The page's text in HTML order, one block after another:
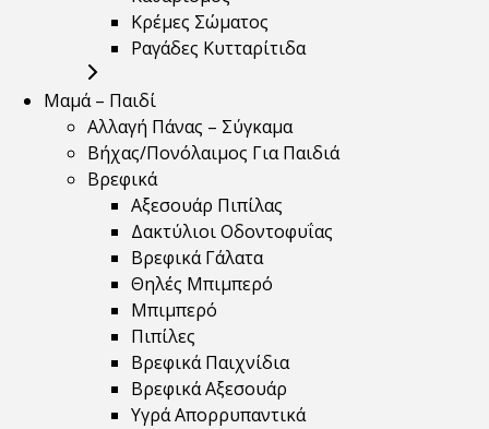
Κρέμες Σώματος
Ραγάδες Κυτταρίτιδα
Μαμά – Παιδί
Αλλαγή Πάνας – Σύγκαμα
Βήχας/Πονόλαιμος Για Παιδιά
Βρεφικά
Αξεσουάρ Πιπίλας
Δακτύλιοι Οδοντοφυΐας
Βρεφικά Γάλατα
Θηλές Μπιμπερό
Μπιμπερό
Πιπίλες
Βρεφικά Παιχνίδια
Βρεφικά Αξεσουάρ
Υγρά Απορρυπαντικά